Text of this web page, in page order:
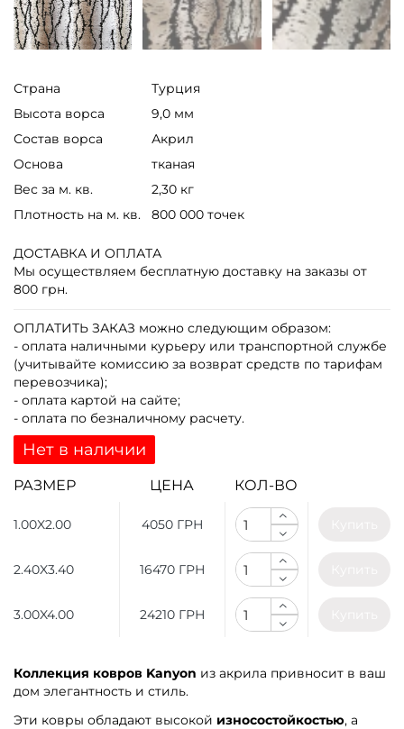
Страна
Турция
Высота ворса
9,0 мм
Состав ворса
Акрил
Основа
тканая
Вес за м. кв.
2,30 кг
Плотность на м. кв.
800 000 точек
ДОСТАВКА И ОПЛАТА
Мы осуществляем бесплатную доставку на заказы от
800 грн.
ОПЛАТИТЬ ЗАКАЗ можно следующим образом:
- оплата наличными курьеру или транспортной службе
(учитывайте комиссию за возврат средств по тарифам
перевозчика);
- оплата картой на сайте;
- оплата по безналичному расчету.
Нет в наличии
РАЗМЕР ЦЕНА КОЛ-ВО
1.00X2.00 4050 ГРН
2.40X3.40 16470 ГРН
3.00X4.00 24210 ГРН
Коллекция ковров Kanyon из акрила привносит в ваш
дом элегантность и стиль.
Эти ковры обладают высокой износостойкостью, а